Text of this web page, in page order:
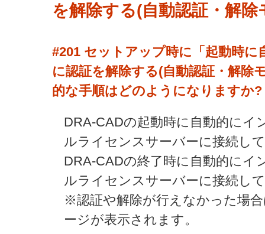
を解除する(自動認証・解
#201 セットアップ時に「起動時に
に認証を解除する(自動認証・解除
的な手順はどのようになりますか?
DRA-CADの起動時に自動的にイ
ルライセンスサーバーに接続し
DRA-CADの終了時に自動的にイ
ルライセンスサーバーに接続し
※認証や解除が行えなかった場
ージが表示されます。